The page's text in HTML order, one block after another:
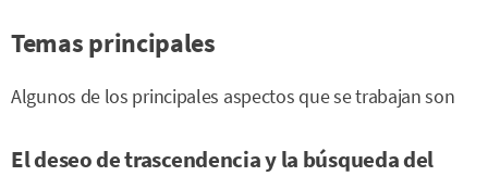
Temas principales
Algunos de los principales aspectos que se trabajan son
El deseo de trascendencia y la búsqueda del